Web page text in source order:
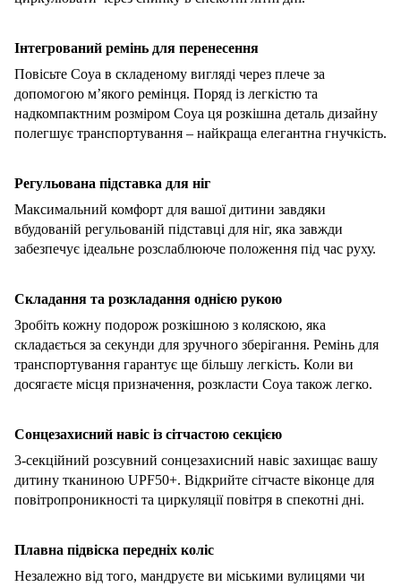
Інтегрований ремінь для перенесення
Повісьте Coya в складеному вигляді через плече за
допомогою м’якого ремінця. Поряд із легкістю та
надкомпактним розміром Coya ця розкішна деталь дизайну
полегшує транспортування – найкраща елегантна гнучкість.
Регульована підставка для ніг
Максимальний комфорт для вашої дитини завдяки
вбудованій регульованій підставці для ніг, яка завжди
забезпечує ідеальне розслаблююче положення під час руху.
Складання та розкладання однією рукою
Зробіть кожну подорож розкішною з коляскою, яка
складається за секунди для зручного зберігання. Ремінь для
транспортування гарантує ще більшу легкість. Коли ви
досягаєте місця призначення, розкласти Coya також легко.
Сонцезахисний навіс із сітчастою секцією
3-секційний розсувний сонцезахисний навіс захищає вашу
дитину тканиною UPF50+. Відкрийте сітчасте віконце для
повітропроникності та циркуляції повітря в спекотні дні.
Плавна підвіска передніх коліс
Незалежно від того, мандруєте ви міськими вулицями чи